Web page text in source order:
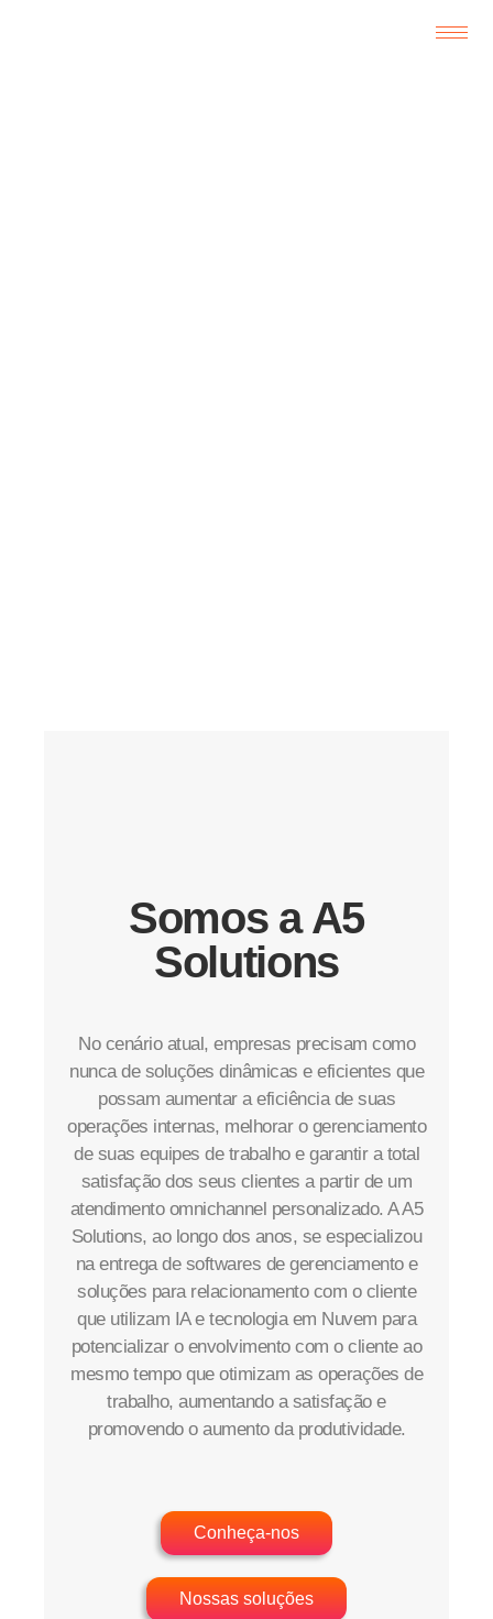
Somos a A5
Solutions
No cenário atual, empresas precisam como
nunca de soluções dinâmicas e eficientes que
possam aumentar a eficiência de suas
operações internas, melhorar o gerenciamento
de suas equipes de trabalho e garantir a total
satisfação dos seus clientes a partir de um
atendimento omnichannel personalizado. A A5
Solutions, ao longo dos anos, se especializou
na entrega de softwares de gerenciamento e
soluções para relacionamento com o cliente
que utilizam IA e tecnologia em Nuvem para
potencializar o envolvimento com o cliente ao
mesmo tempo que otimizam as operações de
trabalho, aumentando a satisfação e
promovendo o aumento da produtividade.
Conheça-nos
Nossas soluções